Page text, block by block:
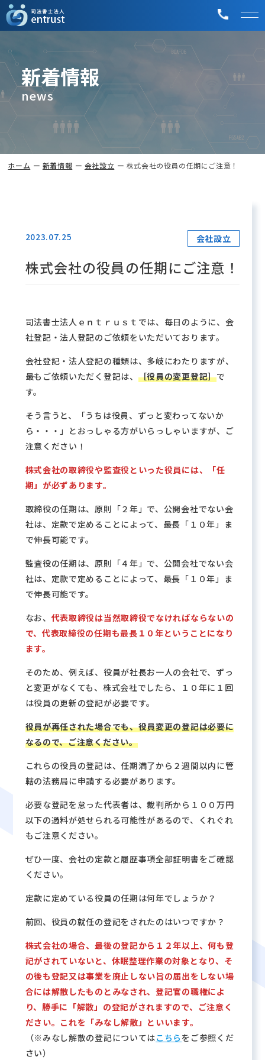
新着情報
news
ホーム 新着情報 会社設立 株式会社の役員の任期にご注意！
2023.07.25 会社設立
株式会社の役員の任期にご注意！
司法書士法人ｅｎｔｒｕｓｔでは、毎日のように、会
社登記・法人登記のご依頼をいただいております。
会社登記・法人登記の種類は、多岐にわたりますが、
最もご依頼いただく登記は、 ［役員の変更登記］で
す。
そう言うと、「うちは役員、ずっと変わってないか
ら・・・」とおっしゃる方がいらっしゃいますが、ご
注意ください！
株式会社の取締役や監査役といった役員には、「任
期」が必ずあります。
取締役の任期は、原則「２年」で、公開会社でない会
社は、定款で定めることによって、最長「１０年」ま
で伸長可能です。
監査役の任期は、原則「４年」で、公開会社でない会
社は、定款で定めることによって、最長「１０年」ま
で伸長可能です。
なお、 代表取締役は当然取締役でなければならないの
で、代表取締役の任期も最長１０年ということになり
ます。
そのため、例えば、役員が社長お一人の会社で、ずっ
と変更がなくても、株式会社でしたら、１０年に１回
は役員の更新の登記が必要です。
役員が再任された場合でも、役員変更の登記は必要に
なるので、ご注意ください。
これらの役員の登記は、任期満了から２週間以内に管
轄の法務局に申請する必要があります。
必要な登記を怠った代表者は、裁判所から１００万円
以下の過料が処せられる可能性があるので、くれぐれ
もご注意ください。
ぜひ一度、会社の定款と履歴事項全部証明書をご確認
ください。
定款に定めている役員の任期は何年でしょうか？
前回、役員の就任の登記をされたのはいつですか？
株式会社の場合、最後の登記から１２年以上、何も登
記がされていないと、休眠整理作業の対象となり、そ
の後も登記又は事業を廃止しない旨の届出をしない場
合には解散したものとみなされ、登記官の職権によ
り、勝手に「解散」の登記がされますので、ご注意く
ださい。これを「みなし解散」といいます。
（※みなし解散の登記についてはこちら をご参照くだ
さい）